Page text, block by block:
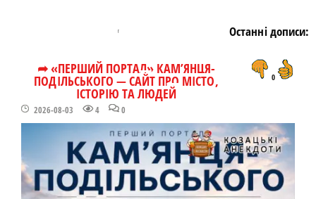
Останні дописи:
➦ «ПЕРШИЙ ПОРТАЛ» КАМ’ЯНЦЯ-
ПОДІЛЬСЬКОГО — САЙТ ПРО МІСТО,
ІСТОРІЮ ТА ЛЮДЕЙ
2026-08-03 4 0
0